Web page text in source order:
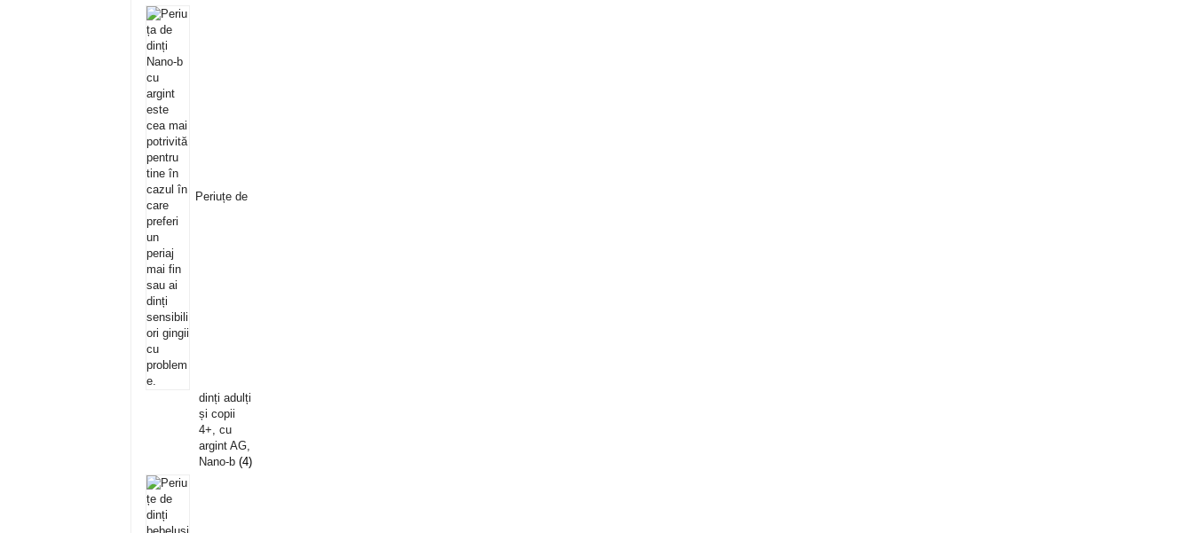
Periuțe de
dinți adulți
și copii
4+, cu
argint AG,
Nano-b 4